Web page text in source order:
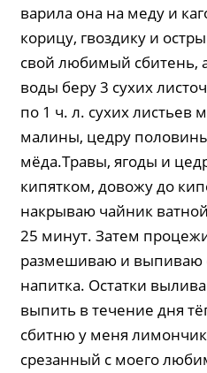
варила она на меду и
корицу, гвоздику и
свой любимый сбитень,
воды беру 3 сухих
по 1 ч. л. сухих листьев
малины, цедру
мёда.Травы, ягоды и
кипятком, довожу до
накрываю чайник
25 минут. Затем
размешиваю и выпиваю
напитка. Остатки
выпить в течение дня
сбитню у меня
срезанный с моего